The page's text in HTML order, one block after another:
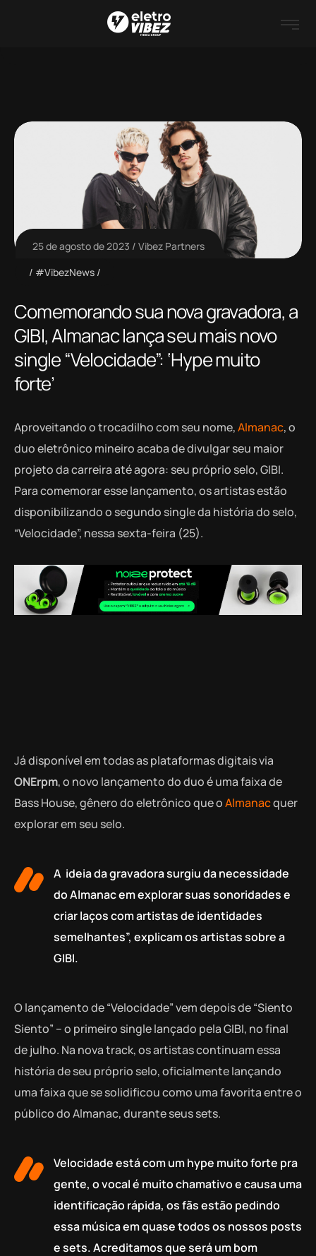
25 de agosto de 2023
Vibez Partners
#VibezNews
Comemorando sua nova gravadora, a
GIBI, Almanac lança seu mais novo
single “Velocidade”: ‘Hype muito
forte’
Aproveitando o trocadilho com seu nome,Almanac, o
duo eletrônico mineiro acaba de divulgar seu maior
projeto da carreira até agora: seu próprio selo, GIBI.
Para comemorar esse lançamento, os artistas estão
disponibilizando o segundo single da história do selo,
“Velocidade”, nessa sexta-feira (25).
Já disponível em todas as plataformas digitais via
ONErpm, o novo lançamento do duo é uma faixa de
Bass House, gênero do eletrônico que oAlmanacquer
explorar em seu selo.
A ideia da gravadora surgiu da necessidade
do Almanac em explorar suas sonoridades e
criar laços com artistas de identidades
semelhantes”, explicam os artistas sobre a
GIBI.
O lançamento de “Velocidade” vem depois de “Siento
Siento” – o primeiro single lançado pela GIBI, no final
de julho. Na nova track, os artistas continuam essa
história de seu próprio selo, oficialmente lançando
uma faixa que se solidificou como uma favorita entre o
público do Almanac, durante seus sets.
Velocidade está com um hype muito forte pra
gente, o vocal é muito chamativo e causa uma
identificação rápida, os fãs estão pedindo
essa música em quase todos os nossos posts
e sets. Acreditamos que será um bom